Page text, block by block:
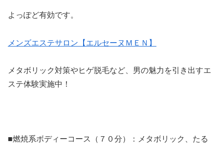
よっぽど有効です。
メンズエステサロン【エルセーヌＭＥＮ】
メタボリック対策やヒゲ脱毛など、男の魅力を引き出すエ
ステ体験実施中！
■燃焼系ボディーコース（７０分）：メタボリック、たる